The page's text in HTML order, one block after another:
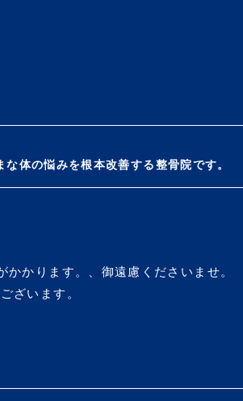
な体の悩みを根本改善する整骨院です。
かかります。、 御遠慮くださいませ。
ざいます。